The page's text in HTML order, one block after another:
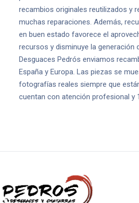
recambios originales reutilizados y
muchas reparaciones. Además,
en buen estado favorece el
recursos y disminuye la generación
Desguaces Pedrós enviamos
España y Europa. Las piezas se
fotografías reales siempre que
cuentan con atención profesional y